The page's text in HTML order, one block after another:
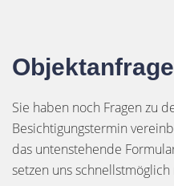
Objektanfrage
Sie haben noch Fragen zu
Besichtigungstermin
das untenstehende
setzen uns